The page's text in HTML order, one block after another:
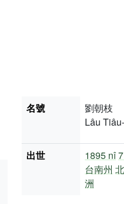
名號
劉朝枝
Lâu
出世 1895 nî
台南州
洲